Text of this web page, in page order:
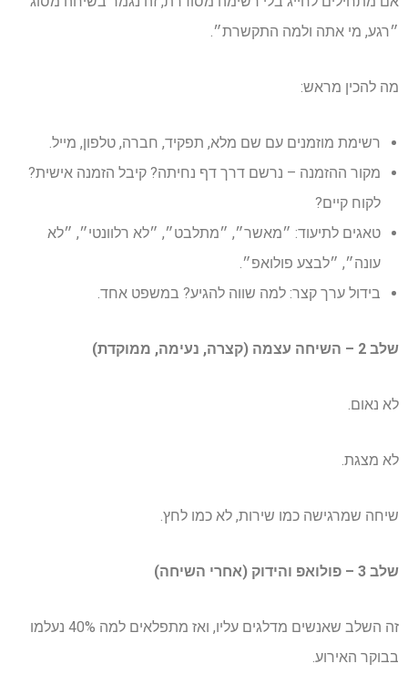
״רגע, מי אתה ולמה התקשרת״.
מה להכין מראש:
רשימת מוזמנים עם שם מלא, תפקיד, חברה, טלפון, מייל.
מקור ההזמנה – נרשם דרך דף נחיתה? קיבל הזמנה אישית?
לקוח קיים?
טאגים לתיעוד: ״מאשר״, ״מתלבט״, ״לא רלוונטי״, ״לא
עונה״, ״לבצע פולואפ״.
בידול ערך קצר: למה שווה להגיע? במשפט אחד.
שלב 2 – השיחה עצמה (קצרה, נעימה, ממוקדת)
לא נאום.
לא מצגת.
שיחה שמרגישה כמו שירות, לא כמו לחץ.
שלב 3 – פולואפ והידוק (אחרי השיחה)
זה השלב שאנשים מדלגים עליו, ואז מתפלאים למה 40% נעלמו
בבוקר האירוע.